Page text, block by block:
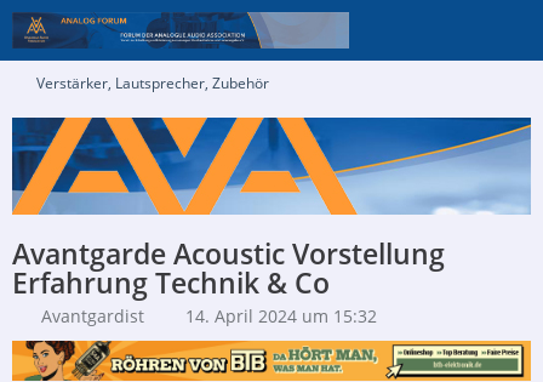
Verstärker, Lautsprecher, Zubehör
Avantgarde Acoustic Vorstellung
Erfahrung Technik & Co
Avantgardist 14. April 2024 um 15:32